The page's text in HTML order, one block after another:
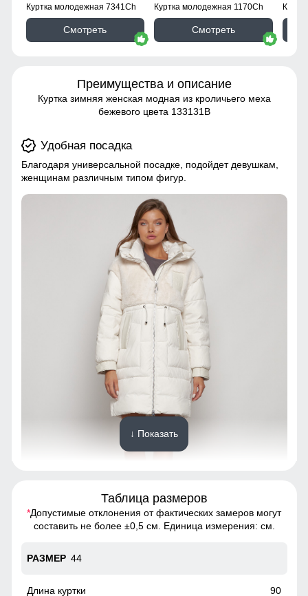
Куртка молодежная 7341Ch
Смотреть
Куртка молодежная 1170Ch
Смотреть
Преимущества и описание
Куртка зимняя женская модная из кроличьего меха
бежевого цвета 133131B
Удобная посадка
Благодаря универсальной посадке, подойдет девушкам,
женщинам различным типом фигур.
Благодаря универсальной посадке, подойдет девушкам,
женщинам различным типом фигур.
Фиксатор служит для регулирования по фигуре.
↓ Показать
Таблица размеров
*Допустимые отклонения от фактических замеров могут
составить не более ±0,5 см. Единица измерения: см.
44
90